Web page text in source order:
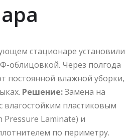
стационаре установили
облицовкой. Через полгода
постоянной влажной уборки,
Решение:Замена на
влагостойким пластиковым
Laminate) и
по периметру.